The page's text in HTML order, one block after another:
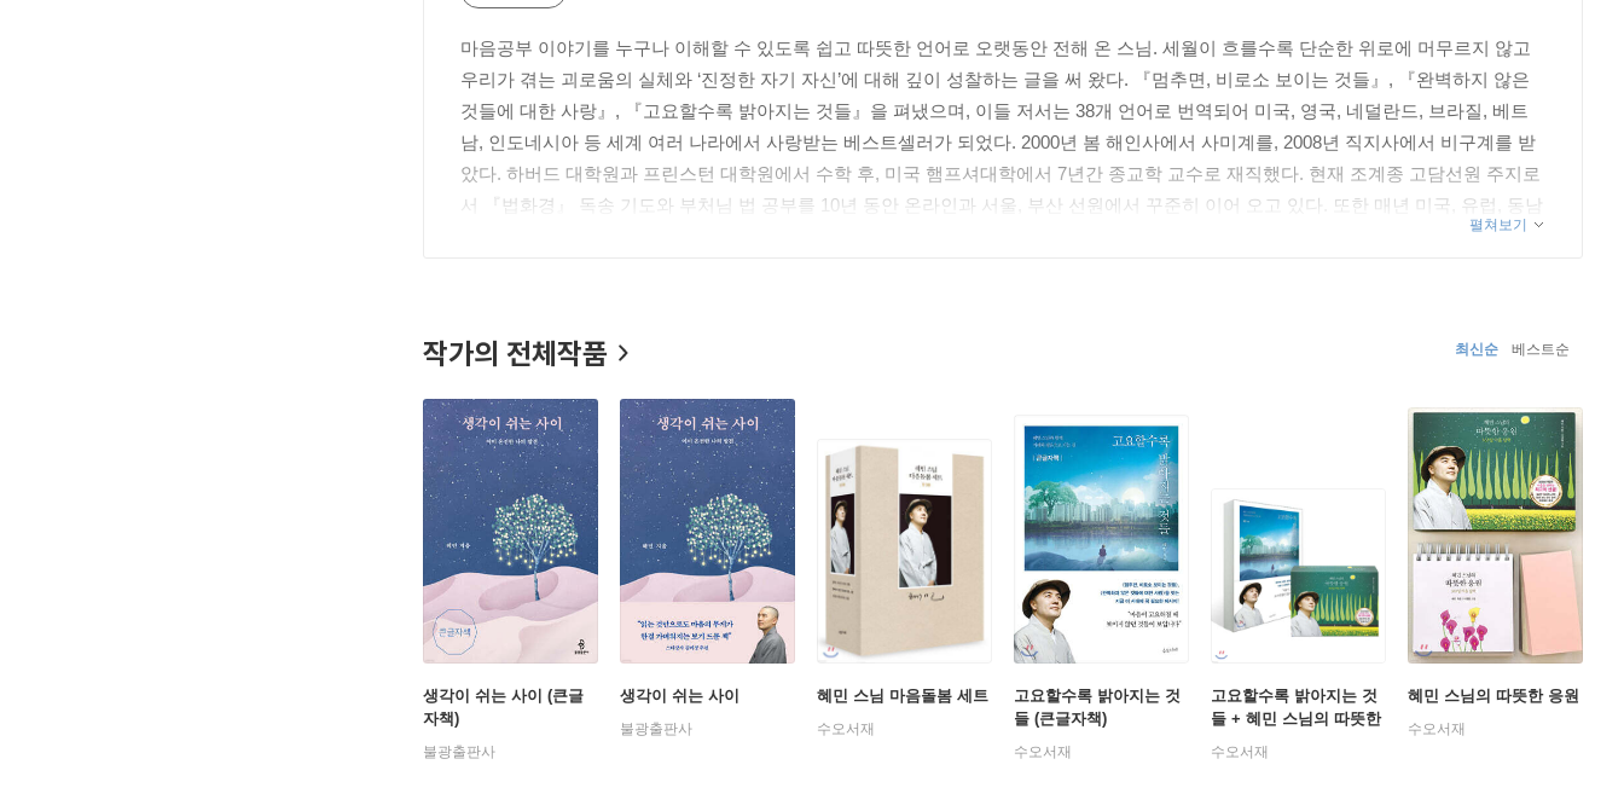
마음공부 이야기를 누구나 이해할 수 있도록 쉽고 따뜻한 언어로 오랫동안 전해 온 스님. 세월이 흐를수록 단순한 위로에 머무르지 않고
우리가 겪는 괴로움의 실체와 ‘진정한 자기 자신’에 대해 깊이 성찰하는 글을 써 왔다. 『멈추면, 비로소 보이는 것들』, 『완벽하지 않은
것들에 대한 사랑』, 『고요할수록 밝아지는 것들』을 펴냈으며, 이들 저서는 38개 언어로 번역되어 미국, 영국, 네덜란드, 브라질, 베트
남, 인도네시아 등 세계 여러 나라에서 사랑받는 베스트셀러가 되었다. 2000년 봄 해인사에서 사미계를, 2008년 직지사에서 비구계를 받
았다. 하버드 대학원과 프린스턴 대학원에서 수학 후, 미국 햄프셔대학에서 7년간 종교학 교수로 재직했다. 현재 조계종 고담선원 주지로
서 『법화경』 독송 기도와 부처님 법 공부를 10년 동안 온라인과 서울, 부산 선원에서 꾸준히 이어 오고 있다. 또한 매년 미국, 유럽, 동남
아에서 현지인 대상 깨달음 집중 명상 프로그램을 진행하고 있으며, 사단법인 ‘다나’를 통해 국내 노숙자와 저소득층을 위한 음식 나눔과
펼쳐보기
작가의 전체작품 최신순 베스트순
생각이 쉬는 사이 (큰글
자책)
불광출판사
생각이 쉬는 사이
불광출판사
혜민 스님 마음돌봄 세트
수오서재
고요할수록 밝아지는 것
들 (큰글자책)
수오서재
고요할수록 밝아지는 것
들 + 혜민 스님의 따뜻한
응원(365일 달력)
수오서재
혜민 스님의 따뜻한 응원
수오서재